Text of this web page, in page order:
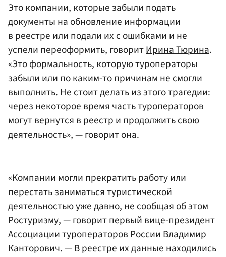
Это компании, которые забыли подать
документы на обновление информации
в реестре или подали их с ошибками и не
успели переоформить, говоритИрина Тюрина.
«Это формальность, которую туроператоры
забыли или по каким-то причинам не смогли
выполнить. Не стоит делать из этого трагедии:
через некоторое время часть туроператоров
могут вернутся в реестр и продолжить свою
деятельность», — говорит она.
«Компании могли прекратить работу или
перестать заниматься туристической
деятельностью уже давно, не сообщая об этом
Ростуризму, — говорит первый вице-президент
Ассоциации туроператоров России Владимир
Канторович. — В реестре их данные находились